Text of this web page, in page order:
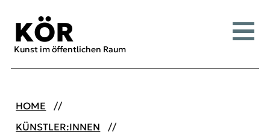
KÖR
Kunst im öffentlichen Raum
Menü
HOME
KÜNSTLER:INNEN